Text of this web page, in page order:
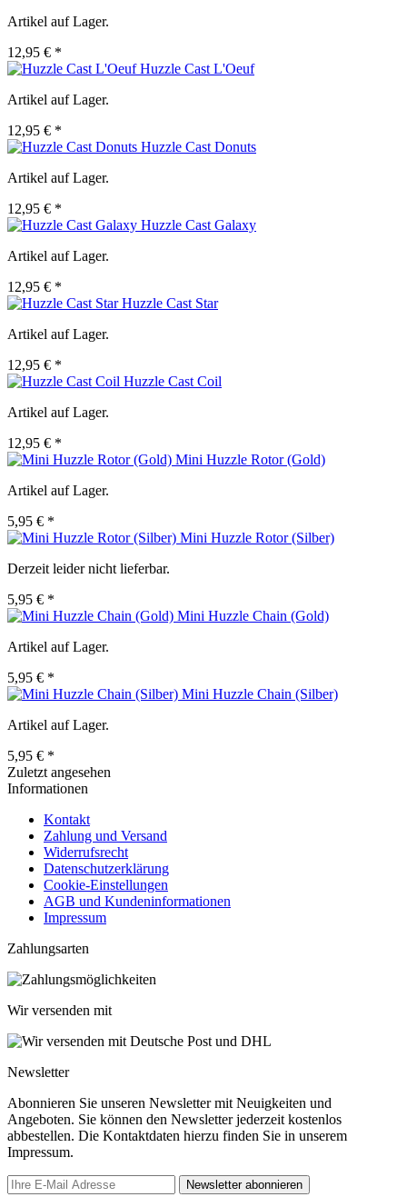
Artikel auf Lager.
12,95 € *
Huzzle Cast L'Oeuf
Artikel auf Lager.
12,95 € *
Huzzle Cast Donuts
Artikel auf Lager.
12,95 € *
Huzzle Cast Galaxy
Artikel auf Lager.
12,95 € *
Huzzle Cast Star
Artikel auf Lager.
12,95 € *
Huzzle Cast Coil
Artikel auf Lager.
12,95 € *
Mini Huzzle Rotor (Gold)
Artikel auf Lager.
5,95 € *
Mini Huzzle Rotor (Silber)
Derzeit leider nicht lieferbar.
5,95 € *
Mini Huzzle Chain (Gold)
Artikel auf Lager.
5,95 € *
Mini Huzzle Chain (Silber)
Artikel auf Lager.
5,95 € *
Zuletzt angesehen
Informationen
Kontakt
Zahlung und Versand
Widerrufsrecht
Datenschutzerklärung
Cookie-Einstellungen
AGB und Kundeninformationen
Impressum
Zahlungsarten
Wir versenden mit
Newsletter
Abonnieren Sie unseren Newsletter mit Neuigkeiten und
Angeboten. Sie können den Newsletter jederzeit kostenlos
abbestellen. Die Kontaktdaten hierzu finden Sie in unserem
Impressum.
Newsletter abonnieren